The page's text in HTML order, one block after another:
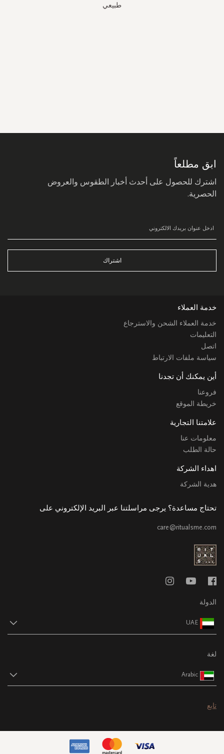
طبيعي
ابق مطلعاً
اشترك للحصول على أحدث أخبار الطقوس والعروض
الحصرية.
اشتراك
خدمة العملاء
خدمة العملاء الشحن والاسترجاع
التعليمات
اتصل
سياسة ملفات الارتباط
أين يمكنك أن تجدنا
فروعنا
خريطة الموقع
علامتنا التجارية
معلومات عنا
حالة الطلب
اهداء الشركة
هدية الشركة
تحتاج مساعدة؟ يرجى مراسلتنا عبر البريد الإلكتروني على
care@ritualsme.com
الدولة
UAE
لغة
Arabic
تابع